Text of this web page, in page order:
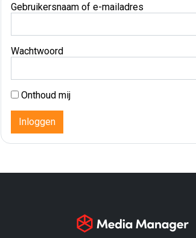
Gebruikersnaam of e-mailadres
Wachtwoord
Onthoud mij